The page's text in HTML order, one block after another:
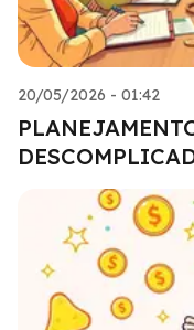
20/05/2026 - 01:42